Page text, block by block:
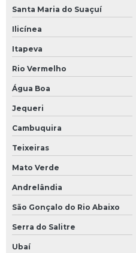
Santa Maria do Suaçuí
Ilicínea
Itapeva
Rio Vermelho
Água Boa
Jequeri
Cambuquira
Teixeiras
Mato Verde
Andrelândia
São Gonçalo do Rio Abaixo
Serra do Salitre
Ubaí